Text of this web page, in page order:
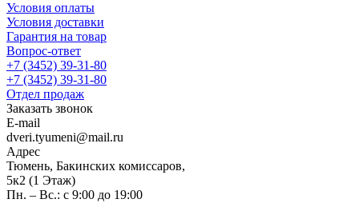
Условия оплаты
Условия доставки
Гарантия на товар
Вопрос-ответ
+7 (3452) 39-31-80
+7 (3452) 39-31-80
Отдел продаж
Заказать звонок
E-mail
dveri.tyumeni@mail.ru
Адрес
Тюмень, Бакинских комиссаров,
5к2 (1 Этаж)
Пн. – Вс.: с 9:00 до 19:00